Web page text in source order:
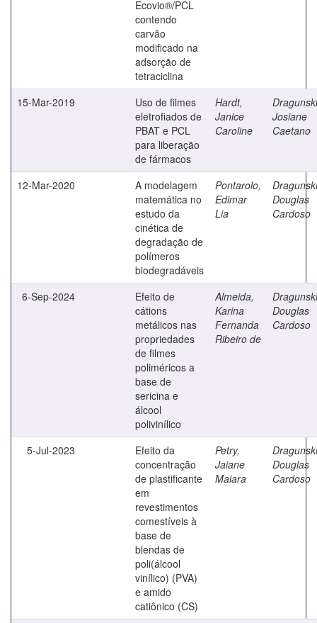
Ecovio®/PCL
contendo
carvão
modificado na
adsorção de
tetraciclina
15-Mar-2019
Uso de filmes
eletrofiados de
PBAT e PCL
para liberação
de fármacos
Hardt,
Janice
Caroline
Josiane
Caetano
12-Mar-2020
A modelagem
matemática no
estudo da
cinética de
degradação de
polímeros
biodegradáveis
Pontarolo,
Edimar
Lia
Douglas
Cardoso
6-Sep-2024
Efeito de
cátions
metálicos nas
propriedades
de filmes
poliméricos a
base de
sericina e
álcool
polivinílico
Almeida,
Karina
Fernanda
Ribeiro de
Douglas
Cardoso
5-Jul-2023
Efeito da
concentração
de plastificante
em
revestimentos
comestíveis à
base de
blendas de
poli(álcool
vinílico) (PVA)
e amido
catiônico (CS)
Petry,
Jaiane
Maiara
Douglas
Cardoso